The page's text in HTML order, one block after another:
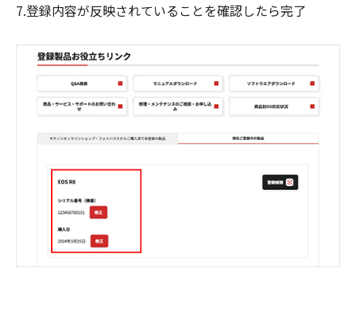
7.登録内容が反映されていることを確認したら完了